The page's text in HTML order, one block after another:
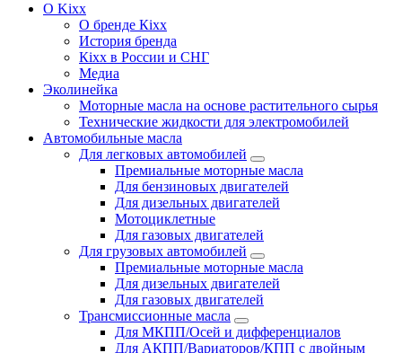
О Kixx
О бренде Кіхх
История бренда
Кіхx в России и СНГ
Медиа
Эколинейка
Моторные масла на основе растительного сырья
Технические жидкости для электромобилей
Автомобильные масла
Для легковых автомобилей
Премиальные моторные масла
Для бензиновых двигателей
Для дизельных двигателей
Мотоциклетные
Для газовых двигателей
Для грузовых автомобилей
Премиальные моторные масла
Для дизельных двигателей
Для газовых двигателей
Трансмиссионные масла
Для МКПП/Осей и дифференциалов
Для АКПП/Вариаторов/КПП с двойным